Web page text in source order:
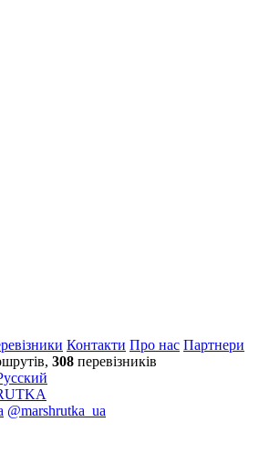
Контакти Про нас Партнери
308 перевізників
@marshrutka_ua